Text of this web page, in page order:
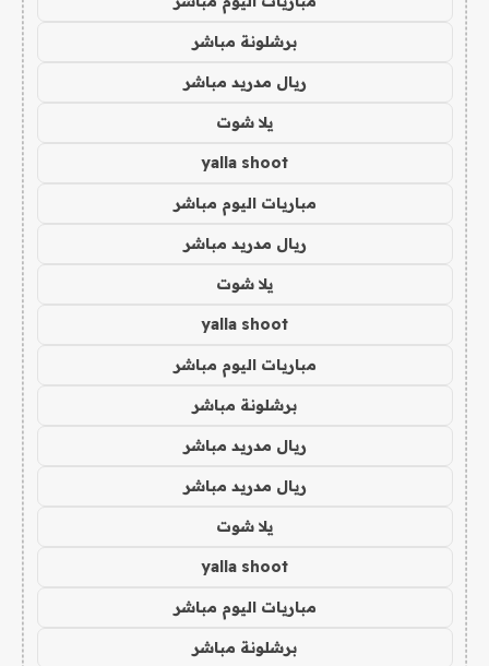
برشلونة مباشر
ريال مدريد مباشر
يلا شوت
yalla shoot
مباريات اليوم مباشر
ريال مدريد مباشر
يلا شوت
yalla shoot
مباريات اليوم مباشر
برشلونة مباشر
ريال مدريد مباشر
ريال مدريد مباشر
يلا شوت
yalla shoot
مباريات اليوم مباشر
برشلونة مباشر